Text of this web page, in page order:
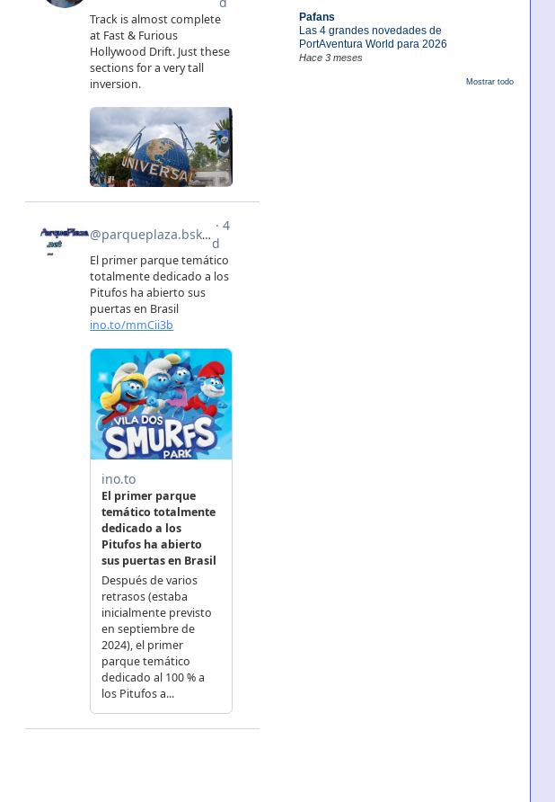
Pafans
Las 4 grandes novedades de
PortAventura World para 2026
Hace 3 meses
Mostrar todo